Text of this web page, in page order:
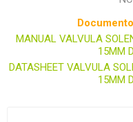
MANUAL VALVULA
15MM
DATASHEET VALVULA
15MM